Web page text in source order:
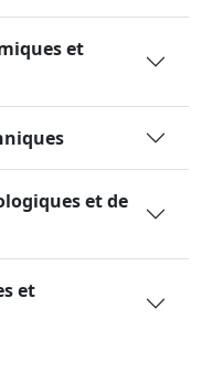
et
et de
et